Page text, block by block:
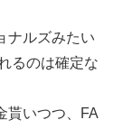
ナルズみたい
るのは確定な
貰いつつ、FA